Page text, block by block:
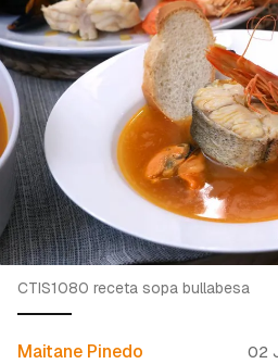
Maitane Pinedo 02
CTIS1080 receta sopa bullabesa